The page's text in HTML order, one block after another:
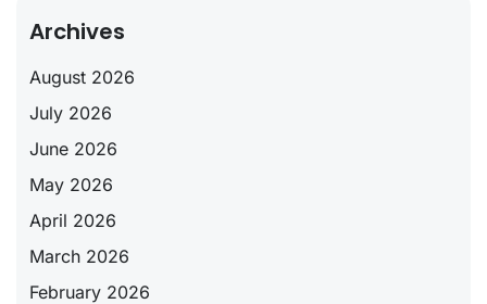
Archives
August 2026
July 2026
June 2026
May 2026
April 2026
March 2026
February 2026